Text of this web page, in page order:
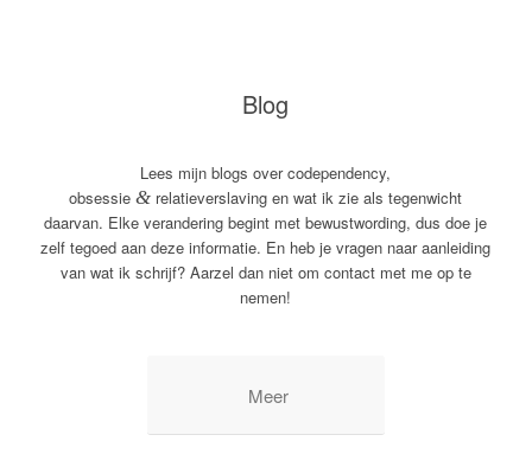
Blog
Lees mijn blogs over codependency,
obsessie& relatieverslaving en wat ik zie als tegenwicht
daarvan. Elke verandering begint met bewustwording, dus doe je
zelf tegoed aan deze informatie. En heb je vragen naar aanleiding
van wat ik schrijf? Aarzel dan niet om contact met me op te
nemen!
Meer